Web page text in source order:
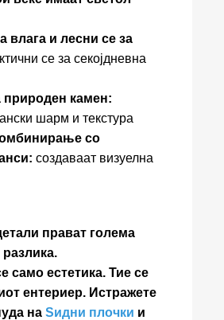
влага и лесни се за
се за секојдневна
природен камен:
шарм и текстура
со
создаваат визуелна
прават голема
разлика.
само естетика. Тие се
ентериер. Истражете
на Ѕидни плочки и